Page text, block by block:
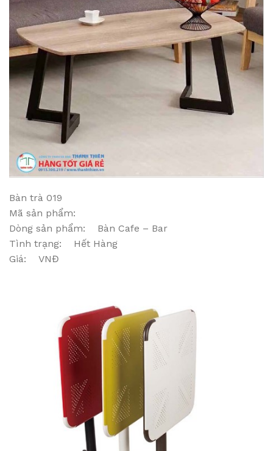
Bàn trà 019
Mã sản phẩm:
Dòng sản phẩm: Bàn Cafe – Bar
Tình trạng: Hết Hàng
Giá: VNĐ